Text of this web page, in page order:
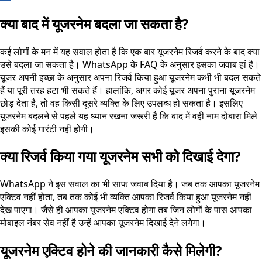
क्या बाद में यूजरनेम बदला जा सकता है?
कई लोगों के मन में यह सवाल होता है कि एक बार यूजरनेम रिजर्व करने के बाद क्या
उसे बदला जा सकता है। WhatsApp के FAQ के अनुसार इसका जवाब हां है।
यूजर अपनी इच्छा के अनुसार अपना रिजर्व किया हुआ यूजरनेम कभी भी बदल सकते
हैं या पूरी तरह हटा भी सकते हैं। हालांकि, अगर कोई यूजर अपना पुराना यूजरनेम
छोड़ देता है, तो वह किसी दूसरे व्यक्ति के लिए उपलब्ध हो सकता है। इसलिए
यूजरनेम बदलने से पहले यह ध्यान रखना जरूरी है कि बाद में वही नाम दोबारा मिले
इसकी कोई गारंटी नहीं होगी।
क्या रिजर्व किया गया यूजरनेम सभी को दिखाई देगा?
WhatsApp ने इस सवाल का भी साफ जवाब दिया है। जब तक आपका यूजरनेम
एक्टिव नहीं होता, तब तक कोई भी व्यक्ति आपका रिजर्व किया हुआ यूजरनेम नहीं
देख पाएगा। जैसे ही आपका यूजरनेम एक्टिव होगा तब जिन लोगों के पास आपका
मोबाइल नंबर सेव नहीं है उन्हें आपका यूजरनेम दिखाई देने लगेगा।
यूजरनेम एक्टिव होने की जानकारी कैसे मिलेगी?